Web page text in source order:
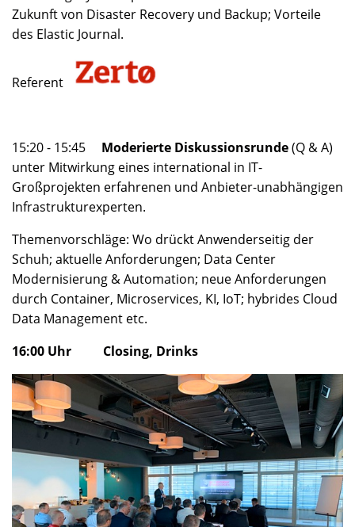
Zukunft von Disaster Recovery und Backup; Vorteile
des Elastic Journal.
Referent
15:20 - 15:45 Moderierte Diskussionsrunde(Q & A)
unter Mitwirkung eines international in IT-
Großprojekten erfahrenen und Anbieter-unabhängigen
Infrastrukturexperten.
Themenvorschläge: Wo drückt Anwenderseitig der
Schuh; aktuelle Anforderungen; Data Center
Modernisierung & Automation; neue Anforderungen
durch Container, Microservices, KI, IoT; hybrides Cloud
Data Management etc.
16:00 Uhr Closing, Drinks